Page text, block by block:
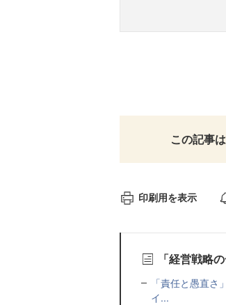
この記事
印刷用を表示
「経営戦略
「責任と愚直
イ...